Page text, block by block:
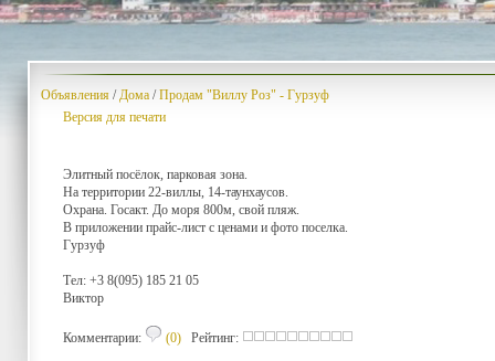
Объявления /Дома /Продам "Виллу Роз" - Гурзуф
Версия для печати
Элитный посёлок, парковая зона.
На территории 22-виллы, 14-таунхаусов.
Охрана. Госакт. До моря 800м, свой пляж.
В приложении прайс-лист с ценами и фото поселка.
Гурзуф
Тел: +3 8(095) 185 21 05
Виктор
Комментарии: (0) Рейтинг: